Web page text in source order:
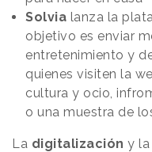
Solvia lanza la
objetivo es enviar
entretenimiento y
quienes visiten la
cultura y ocio,
o una muestra de
La digitalización y la